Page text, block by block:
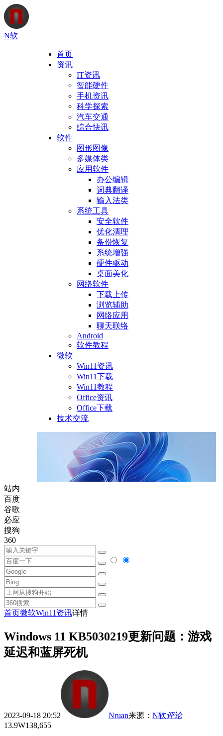
N软
首页
资讯
IT资讯
智能硬件
手机资讯
科学探索
汽车交通
综合快讯
软件
图形图像
多媒体类
应用软件
办公编辑
词典翻译
输入法类
系统工具
安全软件
优化清理
备份恢复
系统增强
硬件驱动
桌面美化
网络软件
下载上传
浏览辅助
网络应用
聊天联络
Android
软件教程
微软
Win11资讯
Win11下载
Win11教程
Office资讯
Office下载
技术交流
站内
百度
谷歌
必应
搜狗
360
首页微软Win11资讯详情
Windows 11 KB5030219更新问题：游戏
延迟和蓝屏死机
2023-09-18 20:52 Nruan来源 ： N软评论
13.9W138,655